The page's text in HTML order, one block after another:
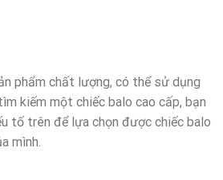
phẩm chất lượng, có thể sử dụng
kiếm một chiếc balo cao cấp, bạn
tố trên để lựa chọn được chiếc balo
mình.